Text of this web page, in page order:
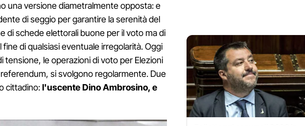
una versione diametralmente opposta: e
di seggio per garantire la serenità del
schede elettorali buone per il voto ma di
di qualsiasi eventuale irregolarità. Oggi
tensione, le operazioni di voto per Elezioni
si svolgono regolarmente. Due
cittadino:l'uscente Dino Ambrosino, e